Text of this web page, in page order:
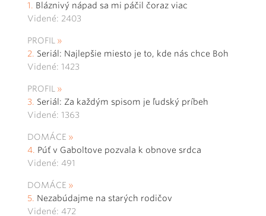
Bláznivý nápad sa mi páčil čoraz viac
Videné: 2403
PROFIL
Seriál: Najlepšie miesto je to, kde nás chce Boh
Videné: 1423
PROFIL
Seriál: Za každým spisom je ľudský príbeh
Videné: 1363
DOMÁCE
Púť v Gaboltove pozvala k obnove srdca
Videné: 491
DOMÁCE
Nezabúdajme na starých rodičov
Videné: 472